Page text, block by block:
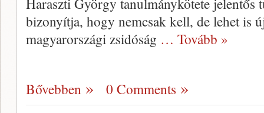
bizonyítja, hogy nemcsak kell, de lehet is
magyarországi zsidóság … Tovább »
Bővebben 0 Comments